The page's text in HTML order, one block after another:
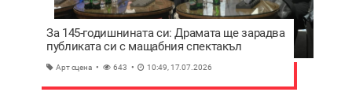
За 145-годишнината си: Драмата ще зарадва
публиката си с мащабния спектакъл
Арт сцена 643 10:49, 17.07.2026